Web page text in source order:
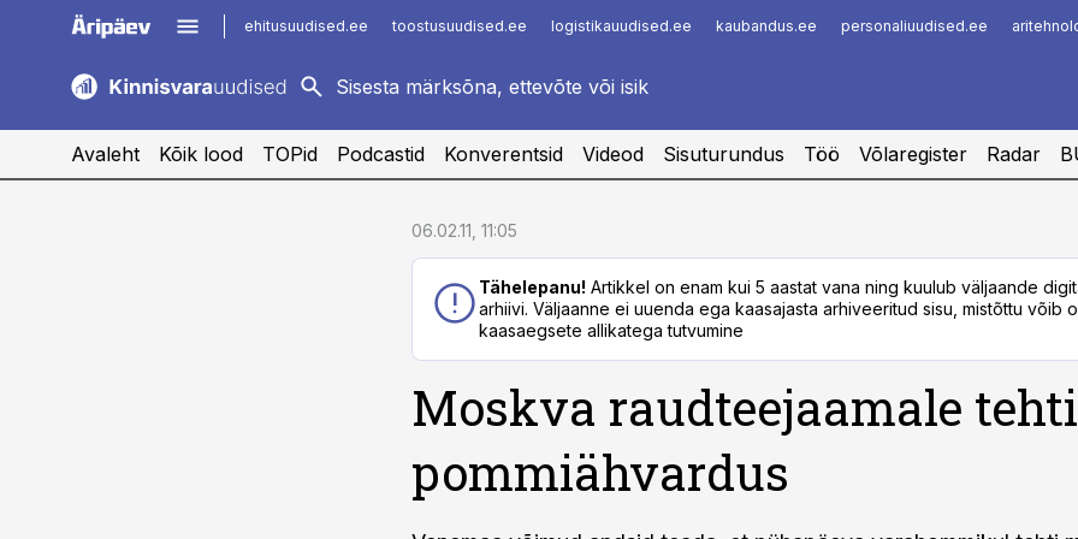
ehitusuudised.ee toostusuudised.ee logistikauudised.ee kaubandus.ee personaliuudised.ee
kaubandus.ee
logistikauudised.ee
imelineajalugu.ee
Infopank
Avaleht Kõik lood TOPid Podcastid Konverentsid Videod Sisuturundus Töö Võlaregister Radar
06.02.11, 11:05
Tähelepanu! Artikkel on enam kui 5 aastat vana ning kuulub väljaande
arhiivi. Väljaanne ei uuenda ega kaasajasta arhiveeritud sisu, mistõttu võib
kaasaegsete allikatega tutvumine
Moskva raudteejaamale tehti
pommiähvardus